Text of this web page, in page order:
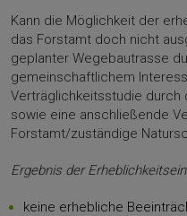
Kann die Möglichkeit der
das Forstamt doch nicht
geplanter Wegebautrasse
gemeinschaftlichem
Verträglichkeitsstudie durch
sowie eine anschließende
Forstamt/zuständige
Ergebnis der
keine erhebliche